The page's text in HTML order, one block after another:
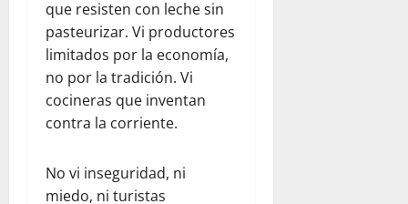
que resisten con leche sin
pasteurizar. Vi productores
limitados por la economía,
no por la tradición. Vi
cocineras que inventan
contra la corriente.
No vi inseguridad, ni
miedo, ni turistas